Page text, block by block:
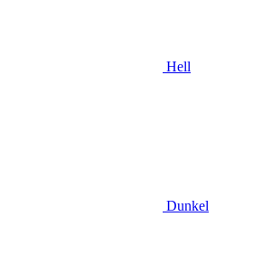
Hell
Dunkel